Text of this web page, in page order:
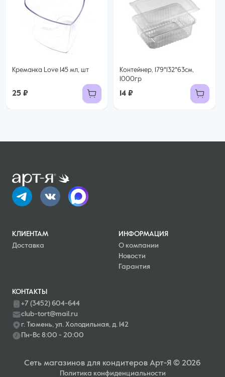
Креманка Love 145 мл, шт
25 ₽
Контейнер, 179*132*63см,
1000гр
14 ₽
КЛИЕНТАМ
Доставка
ИНФОРМАЦИЯ
О компании
Новости
Гарантия
КОНТАКТЫ
+7 (3452) 604-644
club-tort@mail.ru
г. Тюмень, ул. Холодильная, д. 142
Пн-Вс 8:00 - 20:00
Сеть магазинов для кондитеров Арт-Я © 2026
Политика конфиденциальности